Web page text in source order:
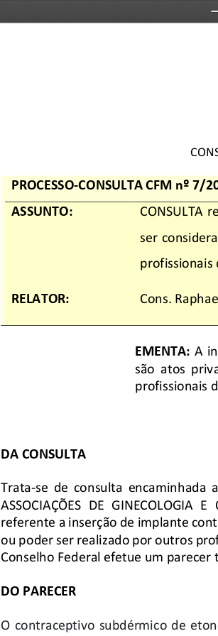
PROCESSO-CONSULTA CFM nº 7/
ASSUNTO:
CONSULTA
ser
profissionais
RELATOR: Cons.
EMENTA: A
são atos
profissionais
DA CONSULTA
Trata-se  de  consulta encaminhada
ASSOCIAÇÕES  DE  GINECOLOGIA  E
referente a inserção de implante
ou poderser realizado por outros
Conselho Federal efetue um parecer
DO PARECER
O  contraceptivo  subdérmico  de